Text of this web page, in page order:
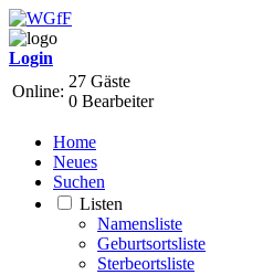
Login
Online:
27 Gäste
0 Bearbeiter
Home
Neues
Suchen
Listen
Namensliste
Geburtsortsliste
Sterbeortsliste